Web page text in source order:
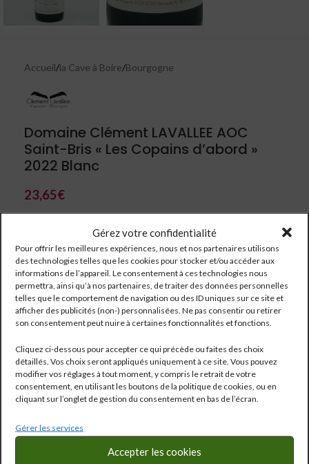
Gérez votre confidentialité
Pour offrir les meilleures expériences, nous et nos partenaires utilisons
des technologies telles que les cookies pour stocker et/ou accéder aux
informations de l’appareil. Le consentement à ces technologies nous
permettra, ainsi qu’à nos partenaires, de traiter des données personnelles
telles que le comportement de navigation ou des ID uniques sur ce site et
afficher des publicités (non-) personnalisées. Ne pas consentir ou retirer
son consentement peut nuire à certaines fonctionnalités et fonctions.
Cliquez ci-dessous pour accepter ce qui précède ou faites des choix
détaillés. Vos choix seront appliqués uniquement à ce site. Vous pouvez
modifier vos réglages à tout moment, y compris le retrait de votre
consentement, en utilisant les boutons de la politique de cookies, ou en
cliquant sur l’onglet de gestion du consentement en bas de l’écran.
Gérer les services
Accepter les cookies
Accueil/la Cave à Boire/Bourgogne
Domaine Clément LAVALLEE AOC
Saint-Bris « Les Copains d’abord »
2022 Blanc
23,65€
Réf:2899
Bourgogne